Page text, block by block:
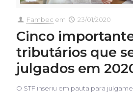
Fambec em 23/01/2020
Cinco
tributários que
julgados em
O STF inseriu em pauta para